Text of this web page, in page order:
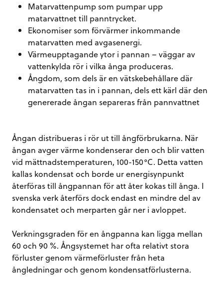
Matarvattenpump som pumpar upp
matarvattnet till panntrycket.
Ekonomiser som förvärmer inkommande
matarvatten med avgasenergi.
Värmeupptagande ytor i pannan – väggar av
vattenkylda rör i vilka ånga produceras.
Ångdom, som dels är en vätskebehållare där
matarvatten tas in i pannan, dels ett kärl där den
genererade ångan separeras från pannvattnet
Ångan distribueras i rör ut till ångförbrukarna. När
ångan avger värme kondenserar den och blir vatten
vid mättnadstemperaturen, 100-150°C. Detta vatten
kallas kondensat och borde ur energisynpunkt
återföras till ångpannan för att åter kokas till ånga. I
svenska verk återförs dock endast en mindre del av
kondensatet och merparten går ner i avloppet.
Verkningsgraden för en ångpanna kan ligga mellan
60 och 90 %. Ångsystemet har ofta relativt stora
förluster genom värmeförluster från heta
ångledningar och genom kondensatförlusterna.